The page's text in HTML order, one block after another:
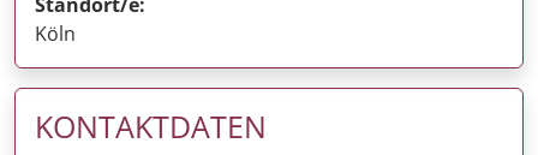
Standort/e:
Köln
KONTAKTDATEN